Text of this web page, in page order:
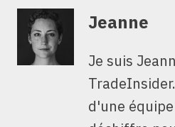
Jeanne
Je suis
d'une